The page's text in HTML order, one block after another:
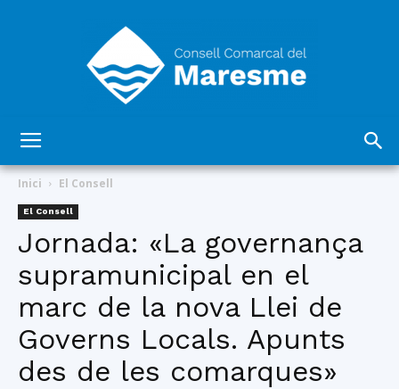
Comarcal
del
Inici El Consell
El Consell
Jornada: «La governança
supramunicipal en el
marc de la nova Llei de
Governs Locals. Apunts
des de les comarques»